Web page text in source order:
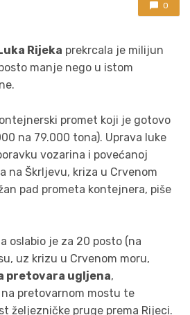
0
Rijeka prekrcala je milijun
manje nego u istom
promet koji je gotovo
na 79.000 tona). Uprava luke
vozarina i povećanoj
na Škrljevu, kriza u Crvenom
pad prometa kontejnera, piše
oslabio je za 20 posto (na
uz krizu u Crvenom moru,
pretovara ugljena,
pretovarnom mostu te
željezničke pruge prema Rijeci.